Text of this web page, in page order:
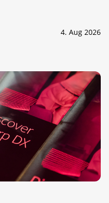
4. Aug 2026